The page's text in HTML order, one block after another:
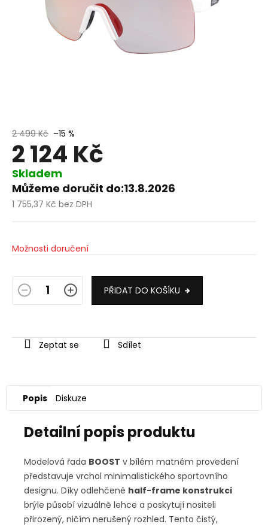
2 499 Kč –15 %
2 124 Kč
Skladem
Můžeme doručit do:13.8.2026
1 755,37 Kč bez DPH
Měrná
Možnosti doručení
PŘIDAT DO KOŠÍKU
Zeptat se Sdílet
Popis Diskuze
Detailní popis produktu
Modelová řada BOOST v bílém matném provedení
představuje vrchol minimalistického sportovního
designu. Díky odlehčené half-frame konstrukci
brýle působí vizuálně lehce a poskytují nositeli
přirozený, ničím nerušený rozhled. Tento čistý,